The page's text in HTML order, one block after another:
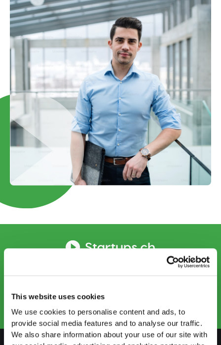
This website uses cookies
We use cookies to personalise content and ads, to
provide social media features and to analyse our traffic.
We also share information about your use of our site with
+41 22 735 96 66